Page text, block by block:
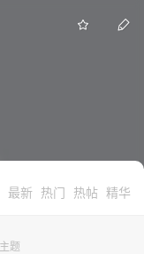
最新 热门 热帖 精华
题